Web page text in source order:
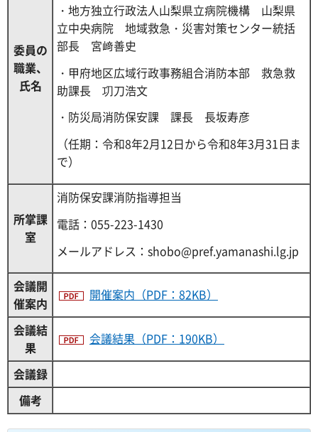
委員の
職業、
氏名
・地方独立行政法人山梨県立病院機構 山梨県
立中央病院 地域救急・災害対策センター統括
部長 宮﨑善史
・甲府地区広域行政事務組合消防本部 救急救
助課長 㓛刀浩文
・防災局消防保安課 課長 長坂寿彦
（任期：令和8年2月12日から令和8年3月31日ま
で）
所掌課
室
消防保安課消防指導担当
電話：055-223-1430
メールアドレス：shobo@pref.yamanashi.lg.jp
会議開
催案内
開催案内（PDF：82KB）
会議結
果
会議結果（PDF：190KB）
会議録
備考